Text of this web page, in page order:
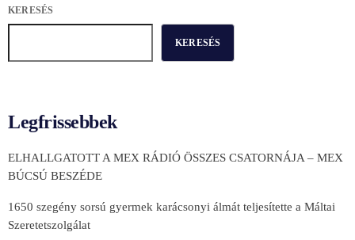
KERESÉS
KERESÉS
Legfrissebbek
ELHALLGATOTT A MEX RÁDIÓ ÖSSZES CSATORNÁJA – MEX
BÚCSÚ BESZÉDE
1650 szegény sorsú gyermek karácsonyi álmát teljesítette a Máltai
Szeretetszolgálat